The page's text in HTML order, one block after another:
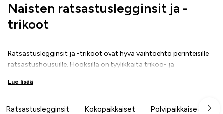
Naisten ratsastuslegginsit ja -
trikoot
Ratsastuslegginsit ja -trikoot ovat hyvä vaihtoehto perinteisille
ratsastushousuille. Hööksillä on tyylikkäitä trikoo- ja
talveen ja ohuempia teknisiä ratsastustrikoita kesän kuumiin
valikoima. Monissa ratsastustrikoissa on käteviä ominaisuuksia,
Lue lisää
Ratsastuslegginsit Kokopaikkaiset Polvipaikkaiset